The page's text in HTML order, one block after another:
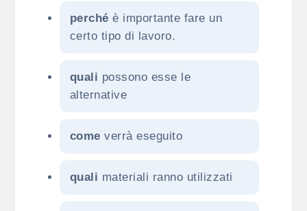
perchéè importante fare un
certo tipo di lavoro.
quali possono esse le
alternative
comeverrà eseguito
quali materiali ranno utilizzati